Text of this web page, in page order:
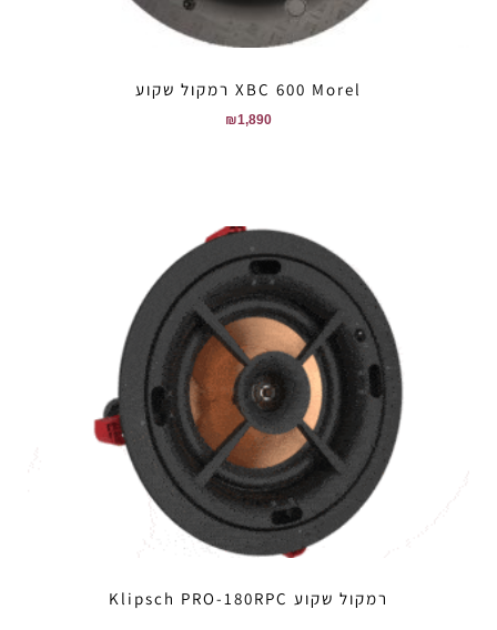
XBC 600 Morel רמקול שקוע
₪1,890
רמקול שקוע Klipsch PRO-180RPC